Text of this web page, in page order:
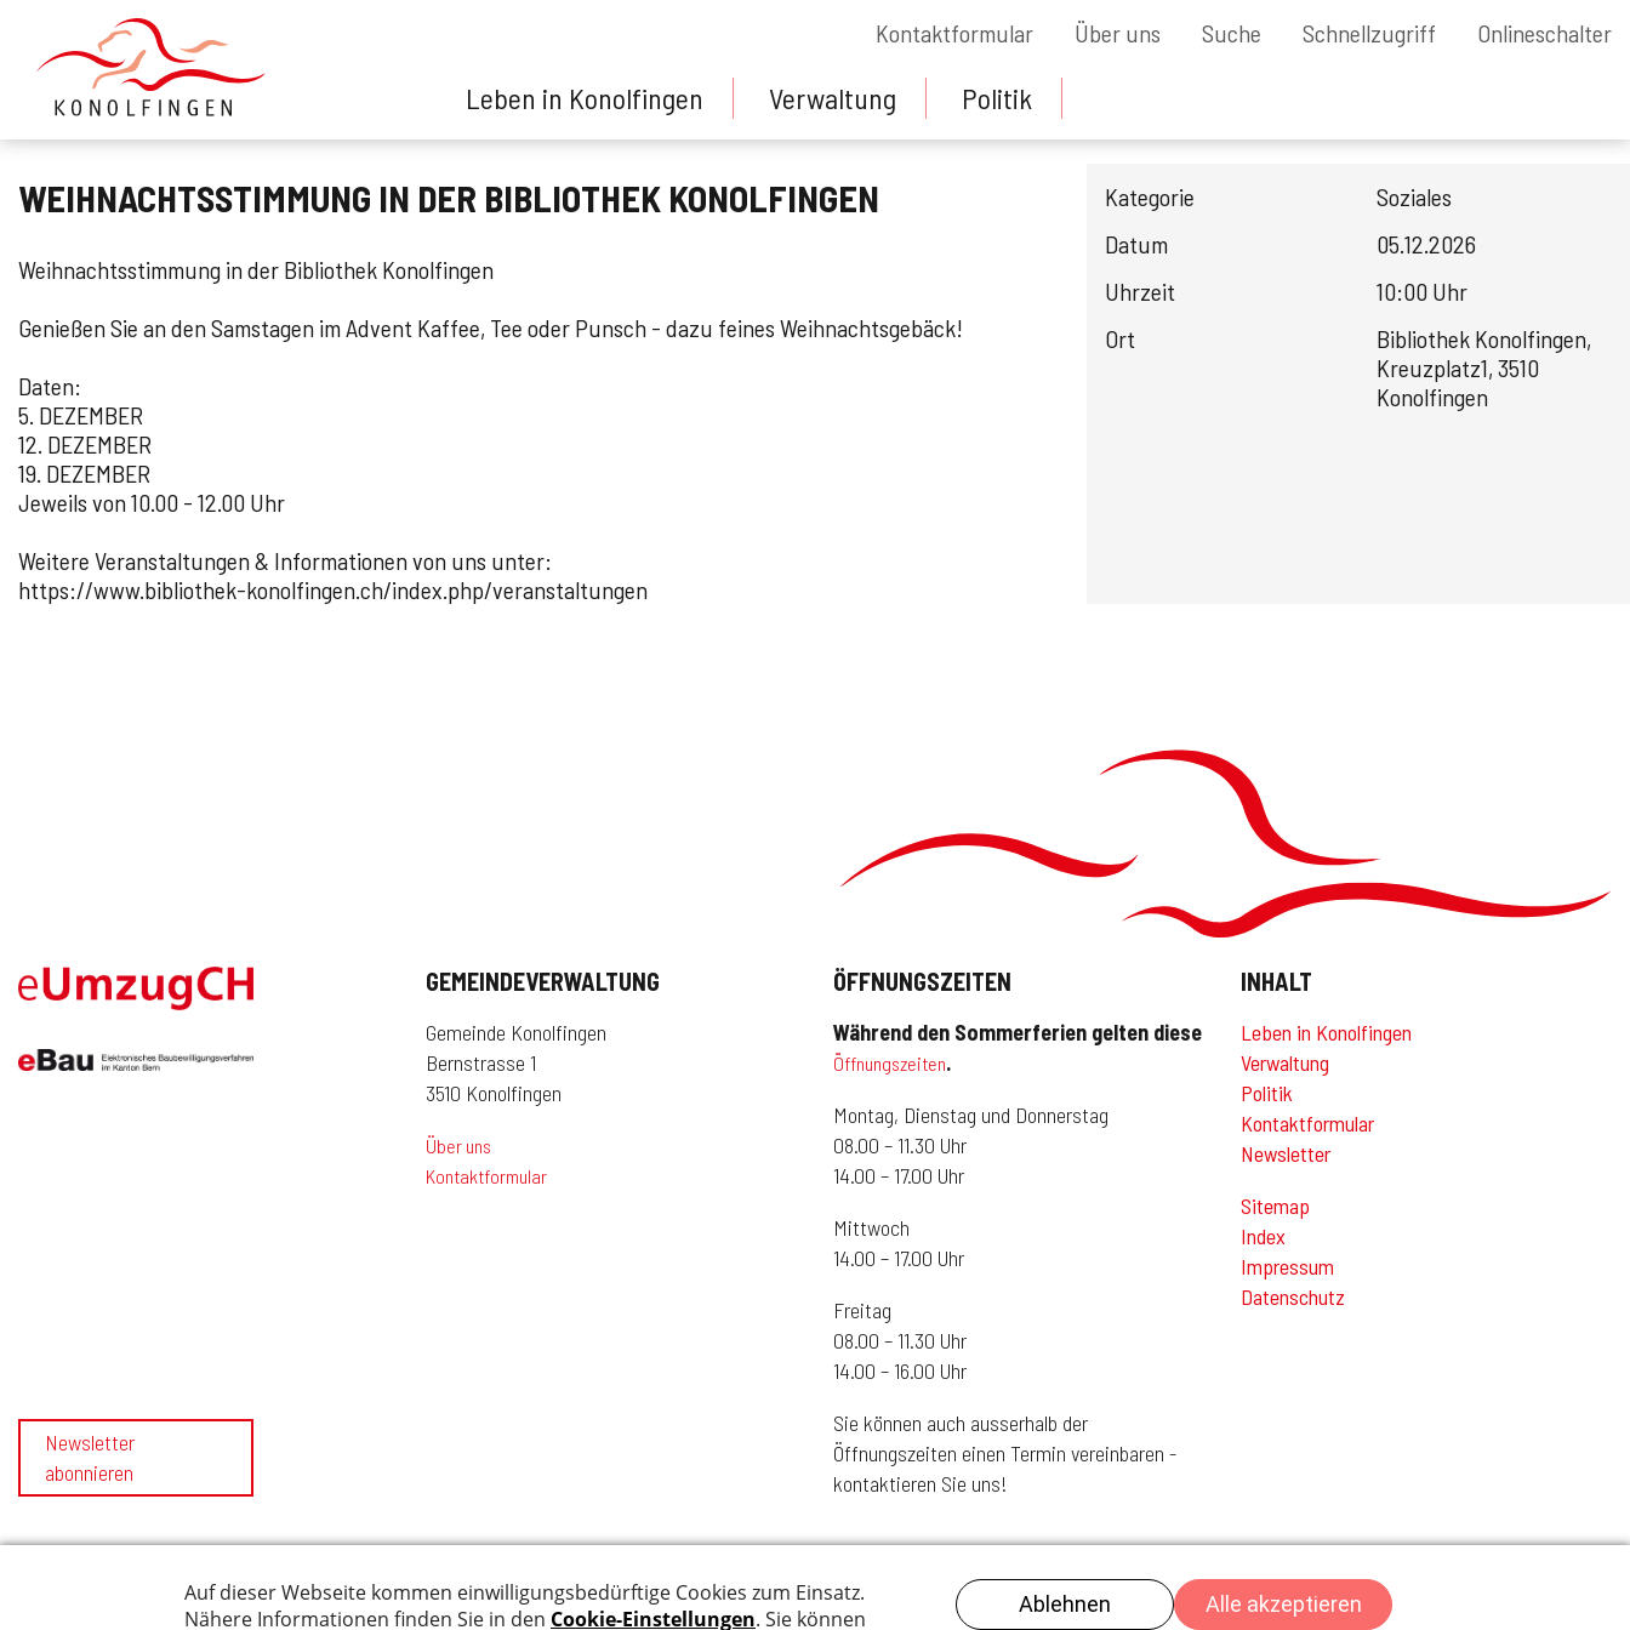
Kontaktformular Über uns Suche Schnellzugriff Onlineschalter
Leben in Konolfingen Verwaltung Politik
WEIHNACHTSSTIMMUNG IN DER BIBLIOTHEK KONOLFINGEN
Weihnachtsstimmung in der Bibliothek Konolfingen
Genießen Sie an den Samstagen im Advent Kaffee, Tee oder Punsch - dazu feines Weihnachtsgebäck!
Daten:
5. DEZEMBER
12. DEZEMBER
19. DEZEMBER
Jeweils von 10.00 - 12.00 Uhr
Weitere Veranstaltungen & Informationen von uns unter:
Kategorie
Soziales
Datum
05.12.2026
Uhrzeit
10:00 Uhr
Ort
Bibliothek Konolfingen,
Kreuzplatz1, 3510
Konolfingen
Leben in Konolfingen
Politik
Kontaktformular
Über uns
Suche
Schnellzugriff
Newsletter
abonnieren
GEMEINDEVERWALTUNG
Gemeinde Konolfingen
Bernstrasse 1
3510 Konolfingen
Über uns
Kontaktformular
ÖFFNUNGSZEITEN
Während den Sommerferien gelten diese
Öffnungszeiten.
Montag, Dienstag und Donnerstag
08.00 – 11.30 Uhr
14.00 – 17.00 Uhr
Mittwoch
14.00 – 17.00 Uhr
Freitag
08.00 – 11.30 Uhr
14.00 – 16.00 Uhr
Sie können auch ausserhalb der
Öffnungszeiten einen Termin vereinbaren -
kontaktieren Sie uns!
INHALT
Leben in Konolfingen
Verwaltung
Politik
Kontaktformular
Newsletter
Sitemap
Index
Impressum
Datenschutz